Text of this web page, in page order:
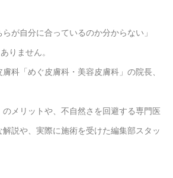
が自分に合っているのか分からない」
りません。
科「めぐ皮膚科・美容皮膚科」の院長、
メリットや、不自然さを回避する専門医
説や、実際に施術を受けた編集部スタッ